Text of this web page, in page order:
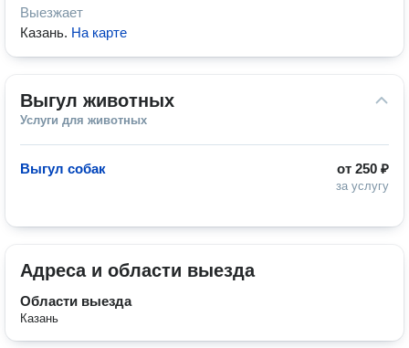
Выезжает
Казань. На карте
Выгул животных
Услуги для животных
от 250 ₽
за услугу
Выгул собак
Адреса и области выезда
Области выезда
Казань